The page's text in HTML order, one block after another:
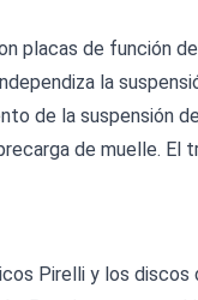
placas de función
la
de la suspensión
de muelle.
Pirelli y los